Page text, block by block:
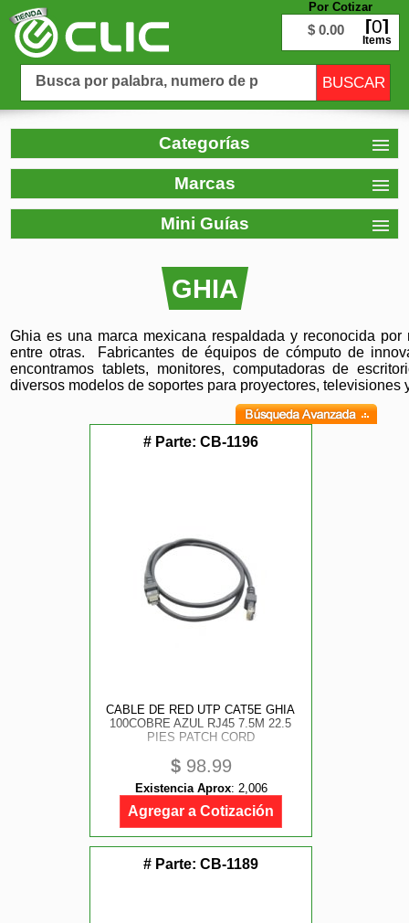
Por Cotizar
$ 0.00 0
Items
Categorías
Marcas
Mini Guías
GHIA
Ghia es una marca mexicana respaldada y reconocida por
entre otras. Fabricantes de équipos de cómputo de
encontramos tablets, monitores, computadoras de
diversos modelos de soportes para proyectores,
# Parte: CB-1196
CABLE DE RED UTP CAT5E GHIA
100COBRE AZUL RJ45 7.5M 22.5
PIES PATCH CORD
$98.99
Existencia Aprox: 2,006
Agregar a Cotización
# Parte: CB-1189